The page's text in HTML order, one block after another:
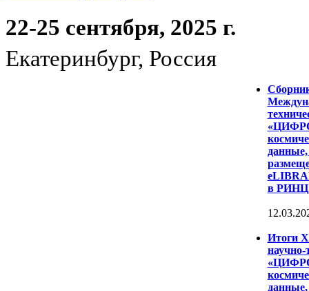
22-25 сентября, 2025 г.
Екатеринбург, Россия
данные,
в
Итоги
научно-
данные,